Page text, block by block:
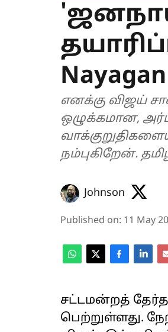
எனக்கு விஜய்
ஒழுக்கமான,
நம்புகிறேன்.
Johnson
Published on: 11 May
சட்டமன்றத்
பெற்றுள்ளது.